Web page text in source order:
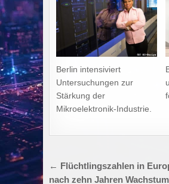
Berlin intensiviert
Untersuchungen zur
Stärkung der
Mikroelektronik-Industrie.
← Flüchtlingszahlen in
nach zehn Jahren